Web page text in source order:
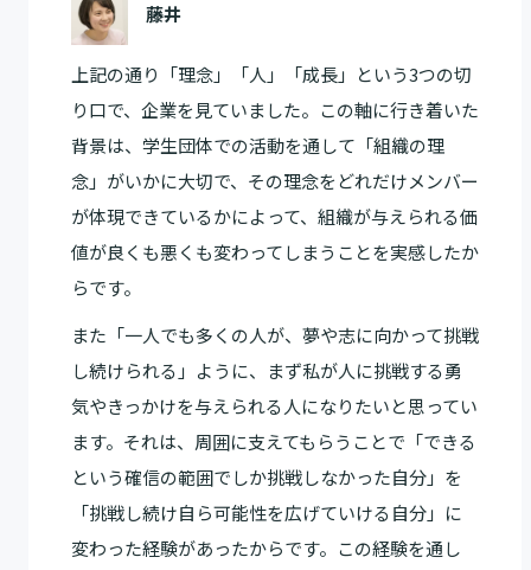
藤井
上記の通り「理念」「人」「成長」という3つの切
り口で、企業を見ていました。この軸に行き着いた
背景は、学生団体での活動を通して「組織の理
念」がいかに大切で、その理念をどれだけメンバー
が体現できているかによって、組織が与えられる価
値が良くも悪くも変わってしまうことを実感したか
らです。
また「一人でも多くの人が、夢や志に向かって挑戦
し続けられる」ように、まず私が人に挑戦する勇
気やきっかけを与えられる人になりたいと思ってい
ます。それは、周囲に支えてもらうことで「できる
という確信の範囲でしか挑戦しなかった自分」を
「挑戦し続け自ら可能性を広げていける自分」に
変わった経験があったからです。この経験を通し